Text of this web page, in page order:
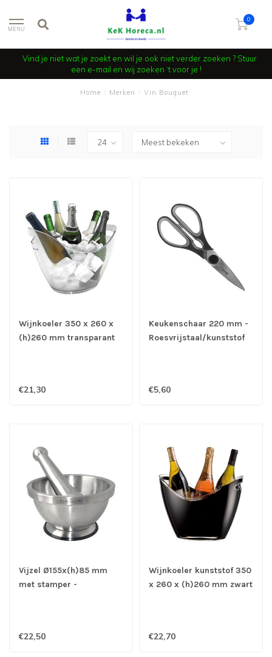
MENU
0
Vind je niet wat je zoekt en wil je ook niet verder zoeken ? Stuur
een e-mail en wij zoeken ‘t voor je !
Home Merken Vin Bouquet
Wijnkoeler 350 x 260 x
(h)260 mm transparant
€21,30
Keukenschaar 220 mm -
Roesvrijstaal/kunststof
€5,60
Vijzel Ø155x(h)85 mm
met stamper -
€22,50
Wijnkoeler kunststof 350
x 260 x (h)260 mm zwart
€22,70